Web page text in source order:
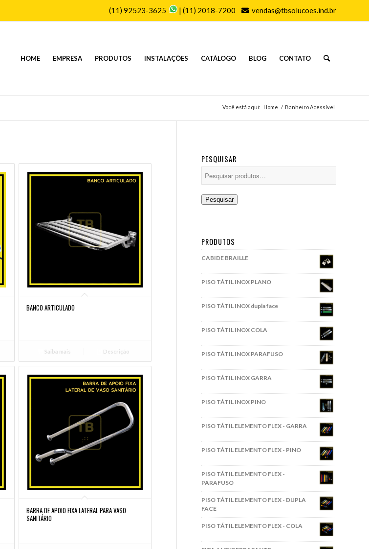
(11) 92523-3625 | (11) 2018-7200 vendas@tbsolucoes.ind.br
HOME EMPRESA PRODUTOS INSTALAÇÕES CATÁLOGO BLOG CONTATO
Você está aqui: Home / Banheiro Acessível
BANCO ARTICULADO
Saiba mais Descrição
BARRA DE APOIO FIXA LATERAL PARA VASO
SANITÁRIO
PESQUISAR
Pesquisar
PRODUTOS
CABIDE BRAILLE
PISO TÁTIL INOX PLANO
PISO TÁTIL INOX dupla face
PISO TÁTIL INOX COLA
PISO TÁTIL INOX PARAFUSO
PISO TÁTIL INOX GARRA
PISO TÁTIL INOX PINO
PISO TÁTIL ELEMENTO FLEX - GARRA
PISO TÁTIL ELEMENTO FLEX - PINO
PISO TÁTIL ELEMENTO FLEX -
PARAFUSO
PISO TÁTIL ELEMENTO FLEX - DUPLA
FACE
PISO TÁTIL ELEMENTO FLEX - COLA